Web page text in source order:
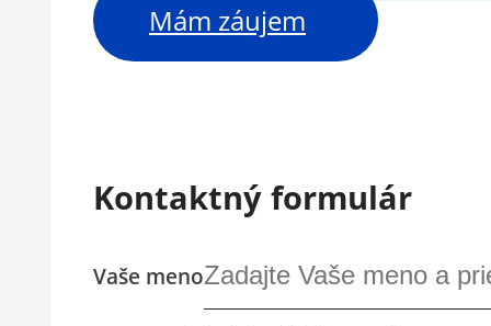
Mám záujem
Kontaktný formulár
Vaše meno